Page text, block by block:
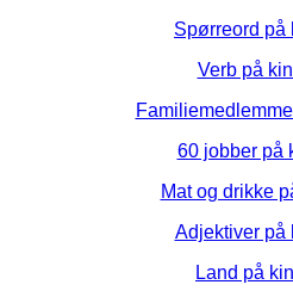
Spørreord på
Verb på
60 jobber på
Mat og drikke
Adjektiver på
Land på